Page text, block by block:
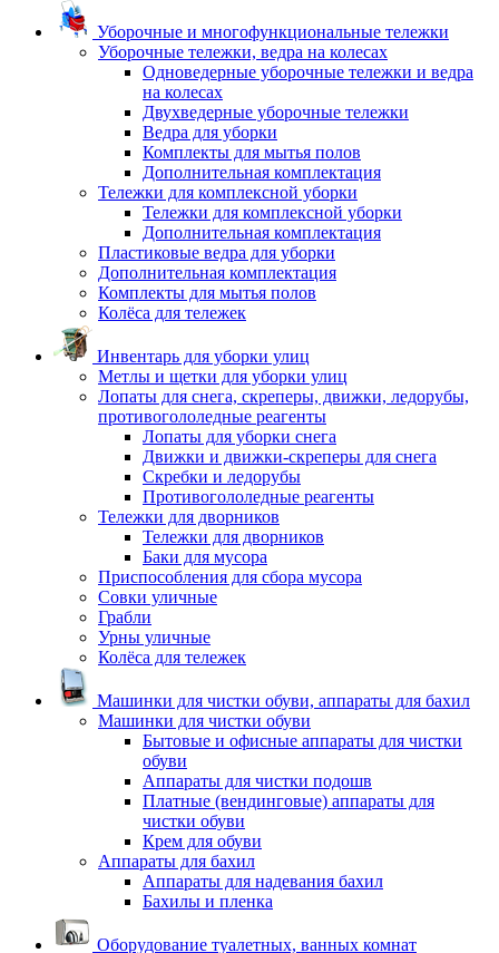
Уборочные и многофункциональные тележки
Уборочные тележки, ведра на колесах
Одноведерные уборочные тележки и ведра
на колесах
Двухведерные уборочные тележки
Ведра для уборки
Комплекты для мытья полов
Дополнительная комплектация
Тележки для комплексной уборки
Тележки для комплексной уборки
Дополнительная комплектация
Пластиковые ведра для уборки
Дополнительная комплектация
Комплекты для мытья полов
Колёса для тележек
Инвентарь для уборки улиц
Метлы и щетки для уборки улиц
Лопаты для снега, скреперы, движки, ледорубы,
противогололедные реагенты
Лопаты для уборки снега
Движки и движки-скреперы для снега
Скребки и ледорубы
Противогололедные реагенты
Тележки для дворников
Тележки для дворников
Баки для мусора
Приспособления для сбора мусора
Совки уличные
Грабли
Урны уличные
Колёса для тележек
Машинки для чистки обуви, аппараты для бахил
Машинки для чистки обуви
Бытовые и офисные аппараты для чистки
обуви
Аппараты для чистки подошв
Платные (вендинговые) аппараты для
чистки обуви
Крем для обуви
Аппараты для бахил
Аппараты для надевания бахил
Бахилы и пленка
Оборудование туалетных, ванных комнат